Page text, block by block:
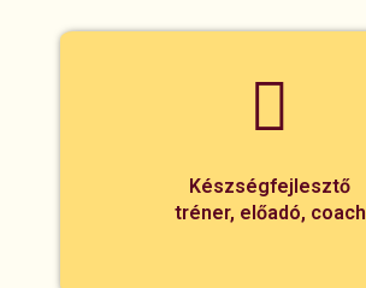
Készségfejlesztő
tréner, előadó, coach